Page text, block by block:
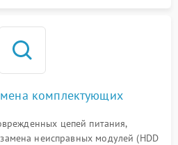
комплектующих
цепей питания,
неисправных модулей (HDD